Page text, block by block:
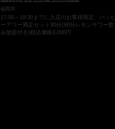
福岡市
17:00～18:30までに入店のお客様限定、ハッピ
ーアワー満足セット90分(90分レモンサワー飲
み放題付き)税込価格3,000円